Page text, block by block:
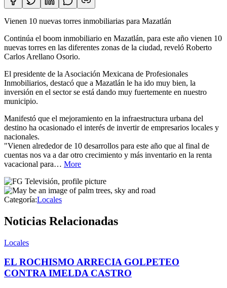
Vienen 10 nuevas torres inmobiliarias para Mazatlán
Continúa el boom inmobiliario en Mazatlán, para este año vienen 10
nuevas torres en las diferentes zonas de la ciudad, reveló Roberto
Carlos Arellano Osorio.
El presidente de la Asociación Mexicana de Profesionales
Inmobiliarios, destacó que a Mazatlán le ha ido muy bien, la
inversión en el sector se está dando muy fuertemente en nuestro
municipio.
Manifestó que el mejoramiento en la infraestructura urbana del
destino ha ocasionado el interés de invertir de empresarios locales y
nacionales.
"Vienen alrededor de 10 desarrollos para este año que al final de
cuentas nos va a dar otro crecimiento y más inventario en la renta
vacacional para… More
Categoría:Locales
Noticias Relacionadas
Locales
EL ROCHISMO ARRECIA GOLPETEO
CONTRA IMELDA CASTRO